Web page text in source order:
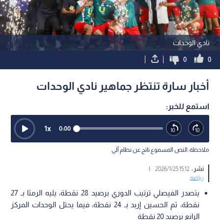
نادي الوحدات
0
0
أخبار سارة تنتظر جماهير نادي الوحدات
استمع للخبر:
0:00
1x
ملاحظة: النص المسموع ناتج عن نظام آلي
نشر :15:12 2026/1/25
|
رياضة
يتصدر الفيصلي ترتيب الدوري برصيد 28 نقطة، يليه الرمثا بـ 27
نقطة، ثم الحسين إربد بـ 24 نقطة، فيما يحتل الوحدات المركز
الرابع برصيد 20 نقطة